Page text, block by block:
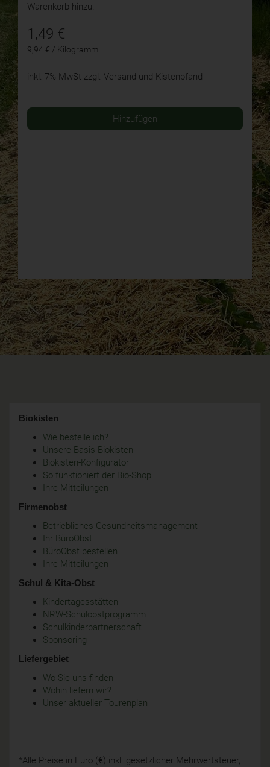
Warenkorb hinzu.
1,49 €
9,94 € / Kilogramm
inkl. 7% MwSt zzgl. Versand und Kistenpfand
Hinzufügen
Biokisten
Wie bestelle ich?
Unsere Basis-Biokisten
Biokisten-Konfigurator
So funktioniert der Bio-Shop
Ihre Mitteilungen
Firmenobst
Betriebliches Gesundheitsmanagement
Ihr BüroObst
BüroObst bestellen
Ihre Mitteilungen
Schul & Kita-Obst
Kindertagesstätten
NRW-Schulobstprogramm
Schulkinderpartnerschaft
Sponsoring
Liefergebiet
Wo Sie uns finden
Wohin liefern wir?
Unser aktueller Tourenplan
*Alle Preise in Euro (€) inkl. gesetzlicher Mehrwertsteuer,